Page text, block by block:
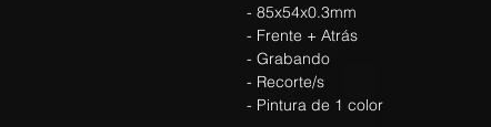
- 85x54x0.3mm
- Frente + Atrás
- Grabando
- Recorte/s
- Pintura de 1 color